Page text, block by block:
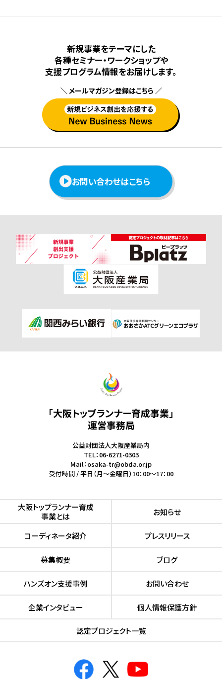
新規事業をテーマにした
各種セミナー・ワークショップや
⽀援プログラム情報をお届けします。
＼ メールマガジン登録はこちら ／
お問い合わせはこちら
「大阪トップランナー育成事業」
運営事務局
公益財団法人大阪産業局内
TEL：06-6271-0303
Mail：osaka-tr@obda.or.jp
受付時間 / 平日（月～金曜日）10：00～17：00
⼤阪トップランナー育成
事業とは
お知らせ
コーディネータ紹介 プレスリリース
募集概要 ブログ
ハンズオン⽀援事例 お問い合わせ
企業インタビュー 個人情報保護方針
認定プロジェクト⼀覧